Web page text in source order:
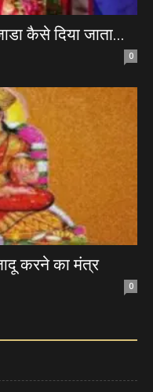
कैसे दिया जाता...
0
करने का मंत्र
0